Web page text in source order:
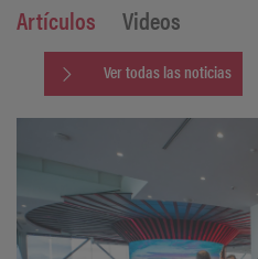
Artículos Videos
Ver todas las noticias